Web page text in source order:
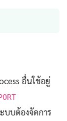
อื่นใช้อยู่
บบต้องจัดการ